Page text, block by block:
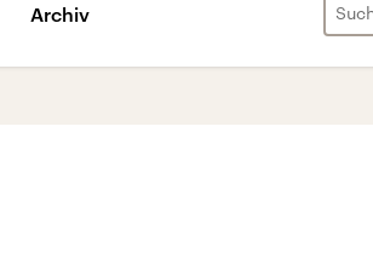
Archiv